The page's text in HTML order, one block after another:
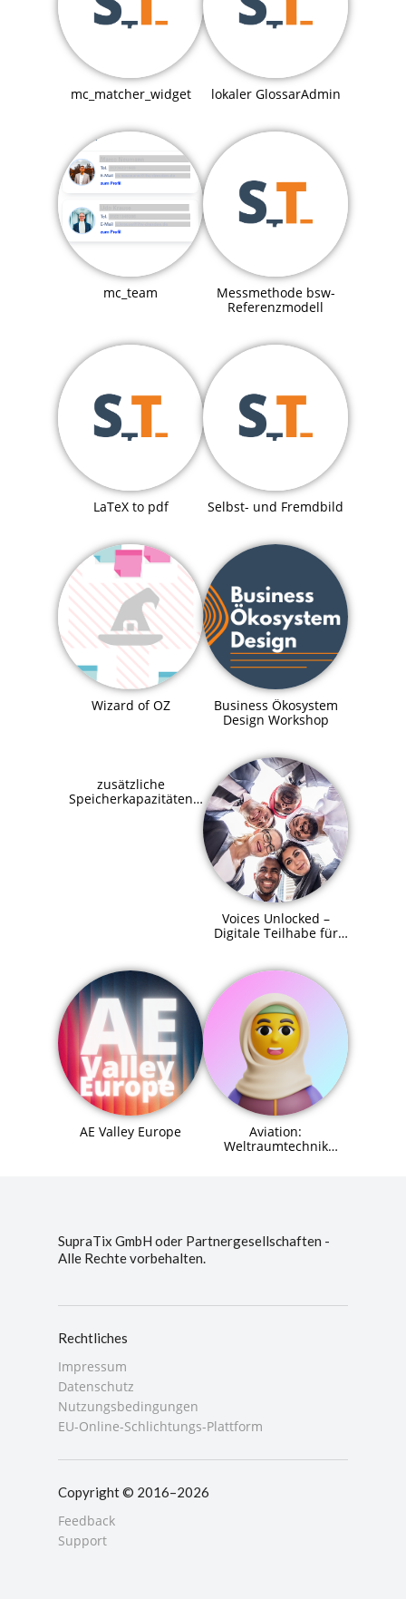
mc_matcher_widget lokaler GlossarAdmin
mc_team
Messmethode bsw-
Referenzmodell
LaTeX to pdf Selbst- und Fremdbild
Wizard of OZ
Business Ökosystem
Design Workshop
zusätzliche
Speicherkapazitäten
Voices Unlocked –
Digitale Teilhabe für
AE Valley Europe
Aviation:
Weltraumtechnik
SupraTix GmbH oder Partnergesellschaften -
Alle Rechte vorbehalten.
Rechtliches
Impressum
Datenschutz
Nutzungsbedingungen
EU-Online-Schlichtungs-Plattform
Copyright © 2016–2026
Feedback
Support